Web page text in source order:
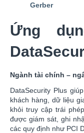
Gerber
Ứng
Ngành tài chính –
DataSecurity Plus
khách hàng, dữ liệu
khỏi truy cập trái
được giám sát, ghi
các quy định như PCI